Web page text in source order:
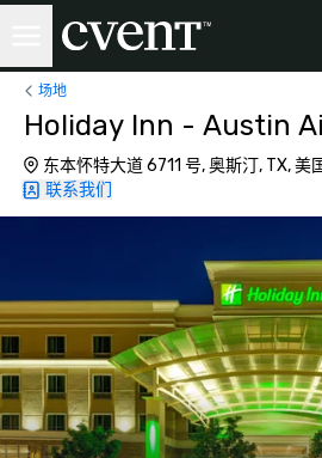
场地
Holiday Inn - Austin
东本怀特大道 6711 号, 奥斯汀, TX, 美
联系我们